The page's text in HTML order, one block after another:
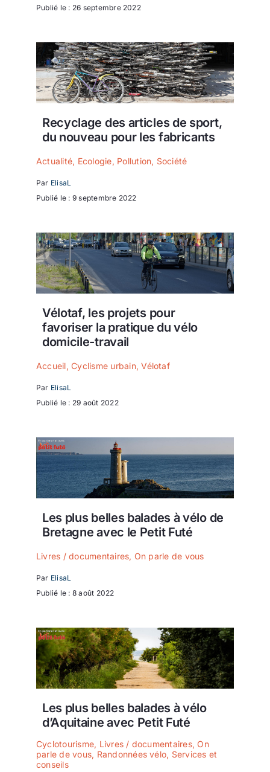
Publié le : 26 septembre 2022
Recyclage des articles de sport,
du nouveau pour les fabricants
Actualité, Ecologie, Pollution, Société
Par ElisaL
Publié le : 9 septembre 2022
Vélotaf, les projets pour
favoriser la pratique du vélo
domicile-travail
Accueil,Cyclisme urbain,Vélotaf
Par ElisaL
Publié le : 29 août 2022
Les plus belles balades à vélo de
Bretagne avec le Petit Futé
Livres / documentaires, On parle de vous
Par ElisaL
Publié le : 8 août 2022
Les plus belles balades à vélo
d’Aquitaine avec Petit Futé
Cyclotourisme, Livres / documentaires,On
parle de vous, Randonnées vélo, Services et
conseils